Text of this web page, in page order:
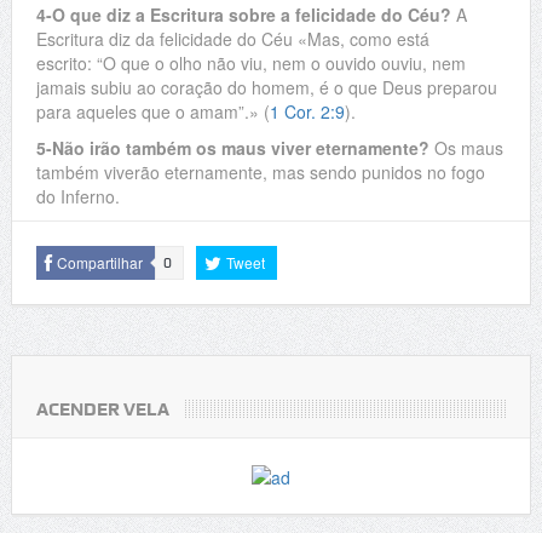
4-O que diz a Escritura sobre a felicidade do Céu? A
Escritura diz da felicidade do Céu «Mas, como está
escrito: “O que o olho não viu, nem o ouvido ouviu, nem
jamais subiu ao coração do homem, é o que Deus preparou
para aqueles que o amam”.» (1 Cor. 2:9).
5-Não irão também os maus viver eternamente? Os maus
também viverão eternamente, mas sendo punidos no fogo
do Inferno.
Compartilhar 0 Tweet
ACENDER VELA